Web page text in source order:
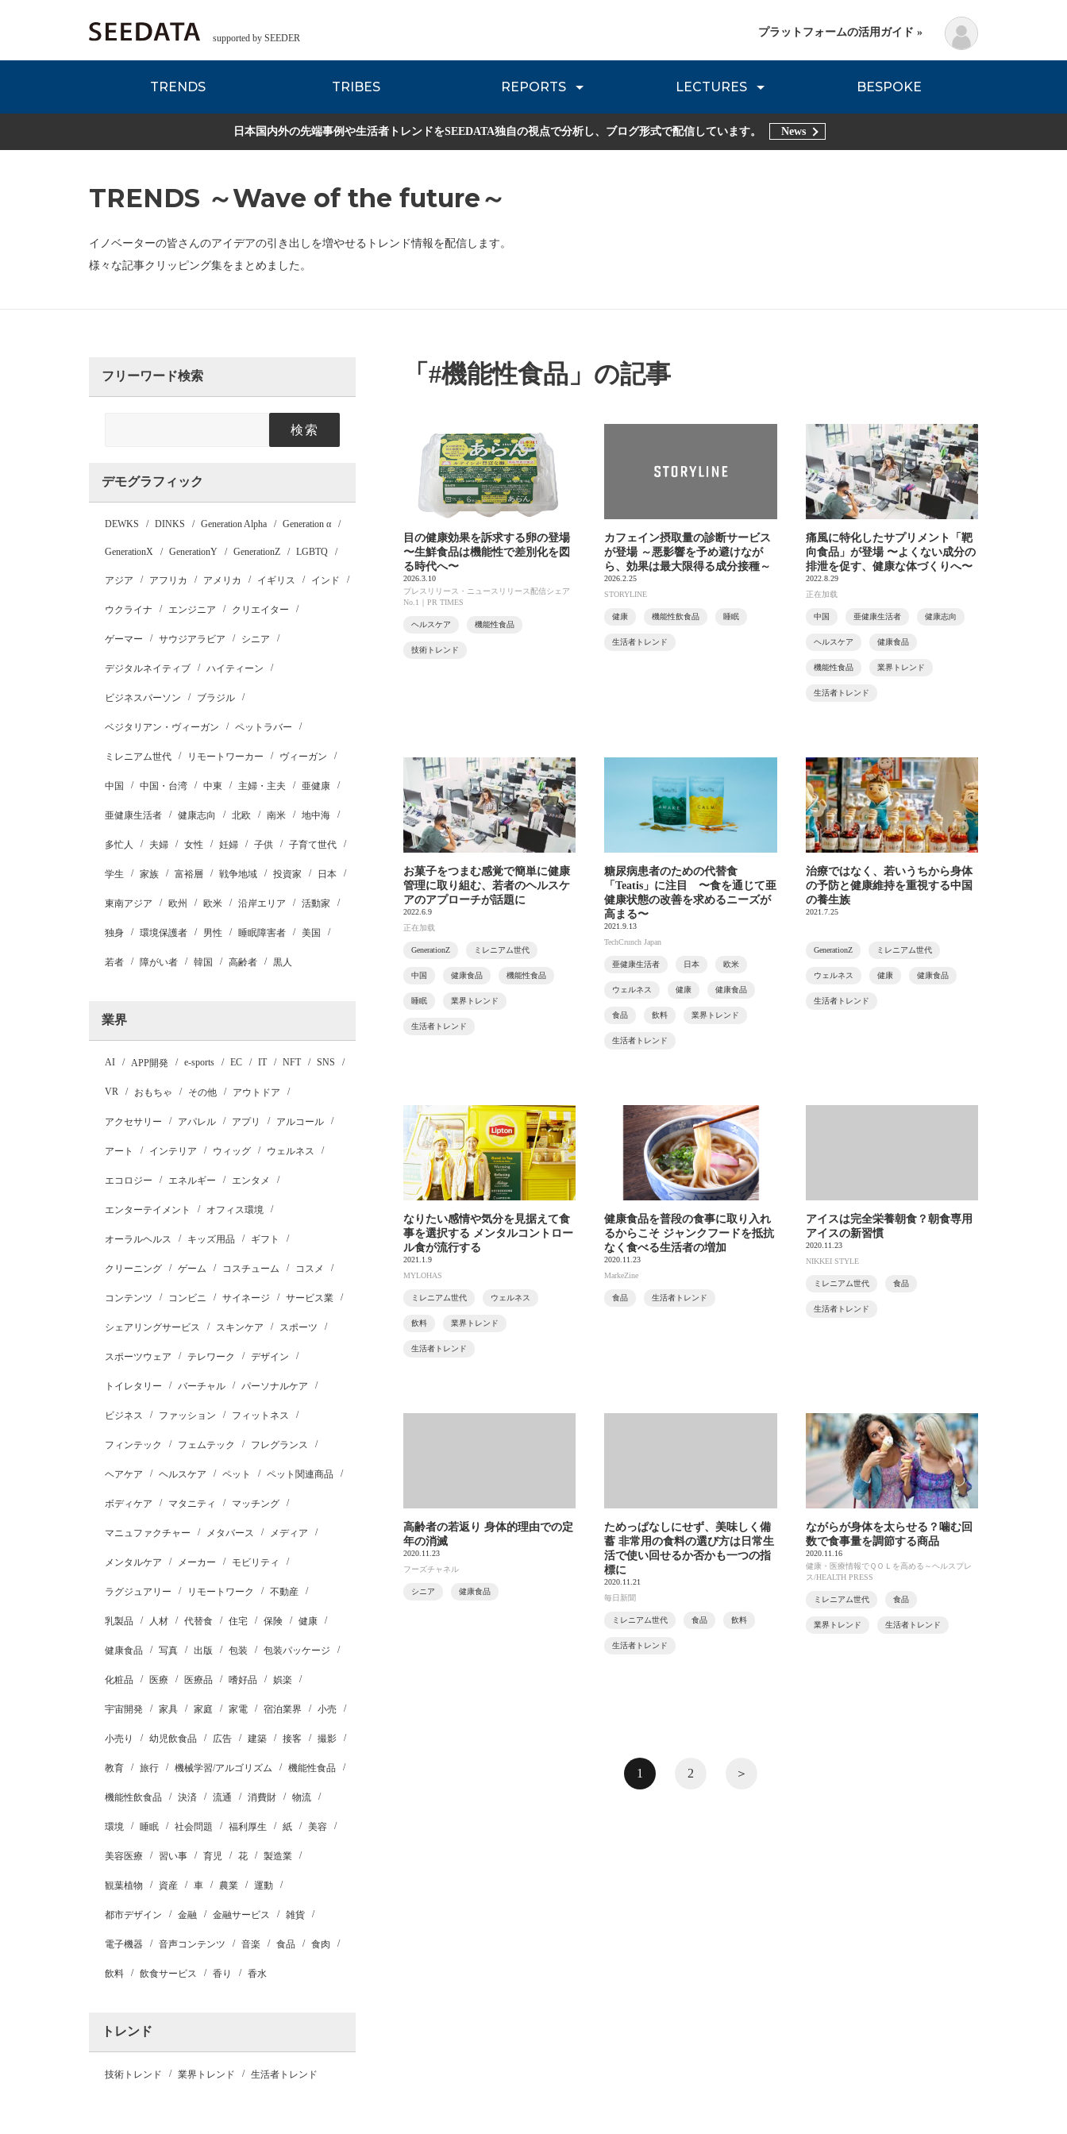
supported by SEEDER
TRENDS TRIBES REPORTS
EDITORIAL REPORT Zsレポート 流通レポート JOURNEY REVIEW DNVB REPORT TRIBE REPORTS
LECTURES
各種データのご紹介 Planning Method
BESPOKE
プラットフォームの活用ガイド »
日本国内外の先端事例や生活者トレンドをSEEDATA独自の視点で分析し、ブログ形式で配信しています。 News
TRENDS ～Wave of the future～
イノベーターの皆さんのアイデアの引き出しを増やせるトレンド情報を配信します。
様々な記事クリッピング集をまとめました。
フリーワード検索
検索
デモグラフィック
DEWKS DINKS Generation Alpha Generation α
GenerationX GenerationY GenerationZ LGBTQ
アジア アフリカ アメリカ イギリス インド
ウクライナ エンジニア クリエイター
ゲーマー サウジアラビア シニア
デジタルネイティブ ハイティーン
ビジネスパーソン ブラジル
ベジタリアン・ヴィーガン ペットラバー
ミレニアム世代 リモートワーカー ヴィーガン
中国 中国・台湾 中東 主婦・主夫 亜健康
亜健康生活者 健康志向 北欧 南米 地中海
多忙人 夫婦 女性 妊婦 子供 子育て世代
学生 家族 富裕層 戦争地域 投資家 日本
東南アジア 欧州 欧米 沿岸エリア 活動家
独身 環境保護者 男性 睡眠障害者 美国
若者 障がい者 韓国 高齢者 黒人
業界
AI APP開発 e-sports EC IT NFT SNS
VR おもちゃ その他 アウトドア
アクセサリー アパレル アプリ アルコール
アート インテリア ウィッグ ウェルネス
エコロジー エネルギー エンタメ
エンターテイメント オフィス環境
オーラルヘルス キッズ用品 ギフト
クリーニング ゲーム コスチューム コスメ
コンテンツ コンビニ サイネージ サービス業
シェアリングサービス スキンケア スポーツ
スポーツウェア テレワーク デザイン
トイレタリー バーチャル パーソナルケア
ビジネス ファッション フィットネス
フィンテック フェムテック フレグランス
ヘアケア ヘルスケア ペット ペット関連商品
ボディケア マタニティ マッチング
マニュファクチャー メタバース メディア
メンタルケア メーカー モビリティ
ラグジュアリー リモートワーク 不動産
乳製品 人材 代替食 住宅 保険 健康
健康食品 写真 出版 包装 包装パッケージ
化粧品 医療 医療品 嗜好品 娯楽
宇宙開発 家具 家庭 家電 宿泊業界 小売
小売り 幼児飲食品 広告 建築 接客 撮影
教育 旅行 機械学習/アルゴリズム 機能性食品
機能性飲食品 決済 流通 消費財 物流
環境 睡眠 社会問題 福利厚生 紙 美容
美容医療 習い事 育児 花 製造業
観葉植物 資産 車 農業 運動
都市デザイン 金融 金融サービス 雑貨
電子機器 音声コンテンツ 音楽 食品 食肉
飲料 飲食サービス 香り 香水
トレンド
技術トレンド 業界トレンド 生活者トレンド
「#機能性食品」の記事
目の健康効果を訴求する卵の登場
〜生鮮食品は機能性で差別化を図
る時代へ〜
2026.3.10
プレスリリース・ニュースリリース配信シェア
No.1｜PR TIMES
ヘルスケア 機能性食品
技術トレンド
カフェイン摂取量の診断サービス
が登場 ～悪影響を予め避けなが
ら、効果は最大限得る成分接種～
2026.2.25
STORYLINE
健康 機能性飲食品 睡眠
生活者トレンド
痛風に特化したサプリメント「靶
向食品」が登場 〜よくない成分の
排泄を促す、健康な体づくりへ〜
2022.8.29
正在加载
中国 亜健康生活者 健康志向
ヘルスケア 健康食品
機能性食品 業界トレンド
生活者トレンド
お菓子をつまむ感覚で簡単に健康
管理に取り組む、若者のヘルスケ
アのアプローチが話題に
2022.6.9
正在加载
GenerationZ ミレニアム世代
中国 健康食品 機能性食品
睡眠 業界トレンド
生活者トレンド
糖尿病患者のための代替食
「Teatis」に注目 〜食を通じて亜
健康状態の改善を求めるニーズが
高まる〜
2021.9.13
TechCrunch Japan
亜健康生活者 日本 欧米
ウェルネス 健康 健康食品
食品 飲料 業界トレンド
生活者トレンド
治療ではなく、若いうちから身体
の予防と健康維持を重視する中国
の養生族
2021.7.25
GenerationZ ミレニアム世代
ウェルネス 健康 健康食品
生活者トレンド
なりたい感情や気分を見据えて食
事を選択する メンタルコントロー
ル食が流行する
2021.1.9
MYLOHAS
ミレニアム世代 ウェルネス
飲料 業界トレンド
生活者トレンド
健康食品を普段の食事に取り入れ
るからこそ ジャンクフードを抵抗
なく食べる生活者の増加
2020.11.23
MarkeZine
食品 生活者トレンド
アイスは完全栄養朝食？朝食専用
アイスの新習慣
2020.11.23
NIKKEI STYLE
ミレニアム世代 食品
生活者トレンド
高齢者の若返り 身体的理由での定
年の消滅
2020.11.23
フーズチャネル
シニア 健康食品
ためっぱなしにせず、美味しく備
蓄 非常用の食料の選び方は日常生
活で使い回せるか否かも一つの指
標に
2020.11.21
毎日新聞
ミレニアム世代 食品 飲料
生活者トレンド
ながらが身体を太らせる？噛む回
数で食事量を調節する商品
2020.11.16
健康・医療情報でＱＯＬを高める～ヘルスプレ
ス/HEALTH PRESS
ミレニアム世代 食品
業界トレンド 生活者トレンド
1 2 ＞